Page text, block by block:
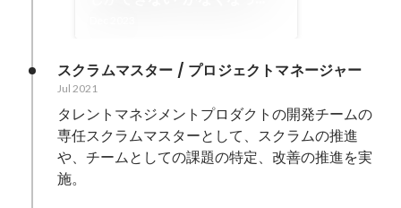
ベースマキナでスリムになっ
た理由。 | 安全な管理画面を
数分で立ち上げるローコード
SaaS
スクラムマスター / プロジェクトマネージャー
Jul 2021
タレントマネジメントプロダクトの開発チームの
専任スクラムマスターとして、スクラムの推進
や、チームとしての課題の特定、改善の推進を実
施。